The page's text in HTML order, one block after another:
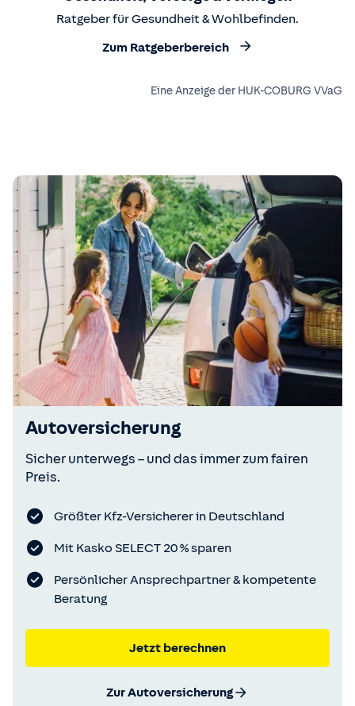
Ratgeber für Gesundheit & Wohlbefinden.
Zum Ratgeberbereich
Eine Anzeige der HUK-COBURG VVaG
Autoversicherung
Sicher unterwegs – und das immer zum fairen
Preis.
Größter Kfz-Versicherer in Deutschland
Mit Kasko SELECT 20 % sparen
Persönlicher Ansprechpartner & kompetente
Beratung
Jetzt berechnen
Zur Autoversicherung